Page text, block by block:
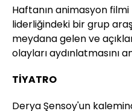
Haftanın animasyon
liderliğindeki bir grup
meydana gelen ve
olayları aydınlatmasını
TİYATRO
Derya Şensoy'un